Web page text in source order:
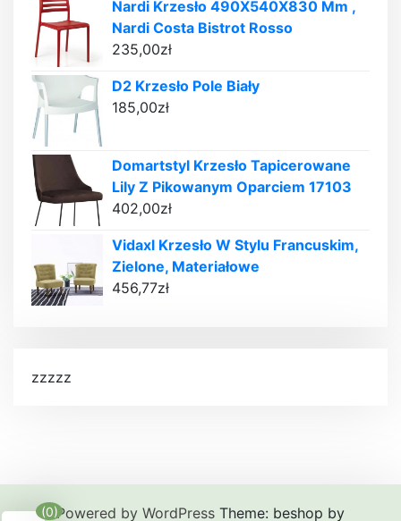
Nardi Krzesło 490X540X830 Mm ,
Nardi Costa Bistrot Rosso
235,00zł
D2 Krzesło Pole Biały
185,00zł
Domartstyl Krzesło Tapicerowane
Lily Z Pikowanym Oparciem 17103
402,00zł
Vidaxl Krzesło W Stylu Francuskim,
Zielone, Materiałowe
456,77zł
zzzzz
Powered by WordPress Theme: beshop by
(0)